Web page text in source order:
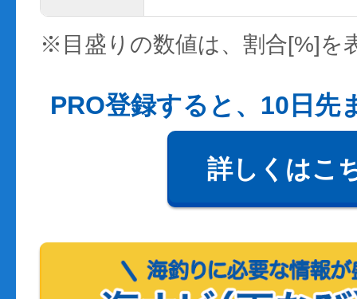
※目盛りの数値は、割合[%]を
PRO登録すると、10日先
詳しくはこ